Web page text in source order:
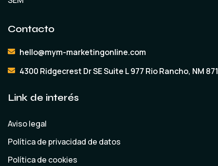
Contacto
hello@mym-marketingonline.com
4300 Ridgecrest Dr SE Suite L 977 Rio Rancho, NM
Link de interés
Aviso legal
Política de privacidad de datos
Política de cookies